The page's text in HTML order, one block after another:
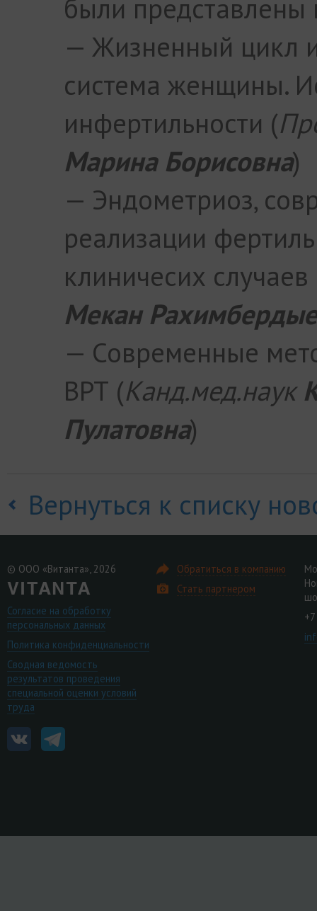
были представлены
— Жизненный цикл
система женщины.
инфертильности (
Марина Борисовна)
— Эндометриоз,
реализации
клиничесих случаев
Мекан
— Современные
ВРТ (Канд.мед.наук
Пулатовна)
Вернуться к списку
© ООО «Витанта», 2026
Согласие на обработку
персональных данных
Политика конфиденциальности
Сводная ведомость
результатов проведения
специальной оценки условий
труда
Обратиться в компанию
Стать партнером